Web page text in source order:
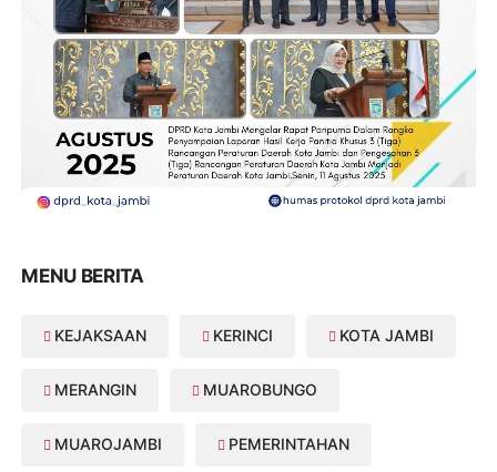
MENU BERITA
KEJAKSAAN KERINCI KOTA JAMBI
MERANGIN MUAROBUNGO
MUAROJAMBI PEMERINTAHAN